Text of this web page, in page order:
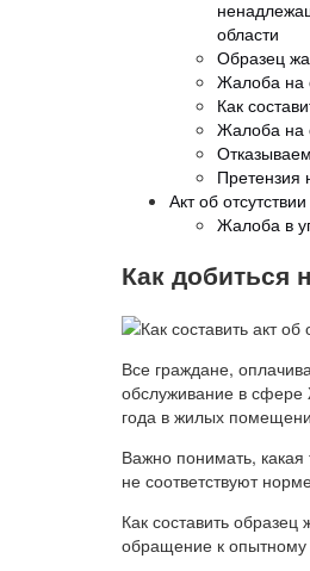
области
Образец
Жалоба на
Как
Жалоба на
Претензия
Акт об
Жалоба в
Как добиться
Все граждане,
обслуживание в сфере
года в жилых
Важно понимать,
не соответствуют
Как составить
обращение к опытному